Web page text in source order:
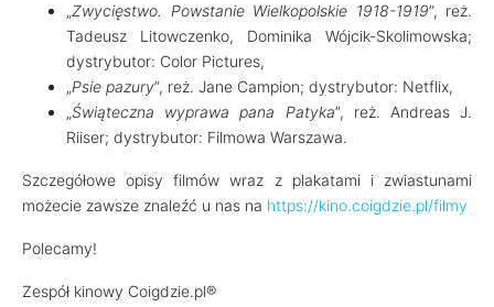
„Zwycięstwo. Powstanie Wielkopolskie 1918-1919”, reż.
Tadeusz Litowczenko, Dominika Wójcik-Skolimowska;
dystrybutor: Color Pictures,
„Psie pazury”, reż. Jane Campion; dystrybutor: Netflix,
„Świąteczna wyprawa pana Patyka”, reż. Andreas J.
Riiser; dystrybutor: Filmowa Warszawa.
Szczegółowe opisy filmów wraz z plakatami i zwiastunami
możecie zawsze znaleźć u nas na https://kino.coigdzie.pl/filmy
Polecamy!
Zespół kinowy Coigdzie.pl®